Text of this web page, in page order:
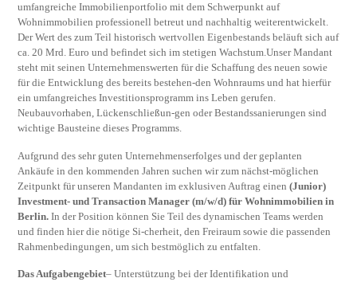
umfangreiche Immobilienportfolio mit dem Schwerpunkt auf
Wohnimmobilien professionell betreut und nachhaltig weiterentwickelt.
Der Wert des zum Teil historisch wertvollen Eigenbestands beläuft sich auf
ca. 20 Mrd. Euro und befindet sich im stetigen Wachstum.Unser Mandant
steht mit seinen Unternehmenswerten für die Schaffung des neuen sowie
für die Entwicklung des bereits bestehen-den Wohnraums und hat hierfür
ein umfangreiches Investitionsprogramm ins Leben gerufen.
Neubauvorhaben, Lückenschließun-gen oder Bestandssanierungen sind
wichtige Bausteine dieses Programms.
Aufgrund des sehr guten Unternehmenserfolges und der geplanten
Ankäufe in den kommenden Jahren suchen wir zum nächst-möglichen
Zeitpunkt für unseren Mandanten im exklusiven Auftrag einen(Junior)
Investment- und Transaction Manager (m/w/d) für Wohnimmobilien in
Berlin. In der Position können Sie Teil des dynamischen Teams werden
und finden hier die nötige Si-cherheit, den Freiraum sowie die passenden
Rahmenbedingungen, um sich bestmöglich zu entfalten.
Das Aufgabengebiet– Unterstützung bei der Identifikation und